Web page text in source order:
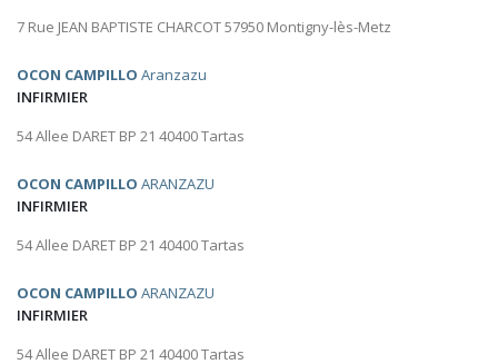
7 Rue JEAN BAPTISTE CHARCOT 57950 Montigny-lès-Metz
OCON CAMPILLO Aranzazu
INFIRMIER
54 Allee DARET BP 21 40400 Tartas
OCON CAMPILLO ARANZAZU
INFIRMIER
54 Allee DARET BP 21 40400 Tartas
OCON CAMPILLO ARANZAZU
INFIRMIER
54 Allee DARET BP 21 40400 Tartas